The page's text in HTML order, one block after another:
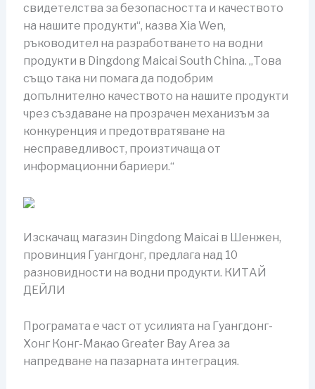
свидетелства за безопасността и качеството
на нашите продукти“, казва Xia Wen,
ръководител на разработването на водни
продукти в Dingdong Maicai South China. „Това
също така ни помага да подобрим
допълнително качеството на нашите продукти
чрез създаване на прозрачен механизъм за
конкуренция и предотвратяване на
несправедливост, произтичаща от
информационни бариери.“
Изскачащ магазин Dingdong Maicai в Шенжен,
провинция Гуангдонг, предлага над 10
разновидности на водни продукти. КИТАЙ
ДЕЙЛИ
Програмата е част от усилията на Гуангдонг-
Хонг Конг-Макао Greater Bay Area за
напредване на пазарната интеграция.